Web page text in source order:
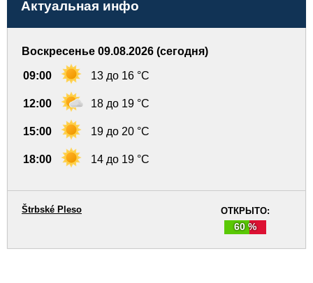
Актуальная инфо
Воскресенье 09.08.2026 (сегодня)
09:00 13 до 16 °C
12:00 18 до 19 °C
15:00 19 до 20 °C
18:00 14 до 19 °C
ОТКРЫТО:
60 %
Štrbské Pleso